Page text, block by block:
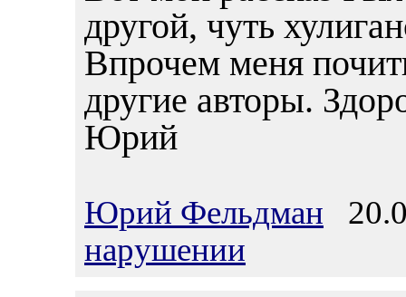
другой, чуть
Впрочем меня
другие авторы.
Юрий
Юрий Фельдман
нарушении